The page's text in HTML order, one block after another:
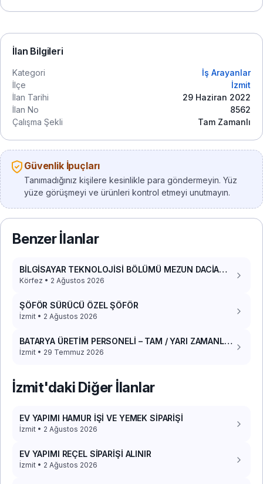
İlan Bilgileri
Kategori
İş Arayanlar
İlçe
İzmit
İlan Tarihi
29 Haziran 2022
İlan No
8562
Çalışma Şekli
Tam Zamanlı
Güvenlik İpuçları
Tanımadığınız kişilere kesinlikle para göndermeyin. Yüz
yüze görüşmeyi ve ürünleri kontrol etmeyi unutmayın.
Benzer İlanlar
BİLGİSAYAR TEKNOLOJİSİ BÖLÜMÜ MEZUN DACİA
DOKKER 2017 PANELVAN ARACIM VAR
Körfez • 2 Ağustos 2026
ŞÖFÖR SÜRÜCÜ ÖZEL ŞÖFÖR
İzmit • 2 Ağustos 2026
BATARYA ÜRETİM PERSONELİ – TAM / YARI ZAMANLI
(YEMEK+YOL)
İzmit • 29 Temmuz 2026
İzmit'daki Diğer İlanlar
EV YAPIMI HAMUR İŞİ VE YEMEK SİPARİŞİ
İzmit • 2 Ağustos 2026
EV YAPIMI REÇEL SİPARİŞİ ALINIR
İzmit • 2 Ağustos 2026